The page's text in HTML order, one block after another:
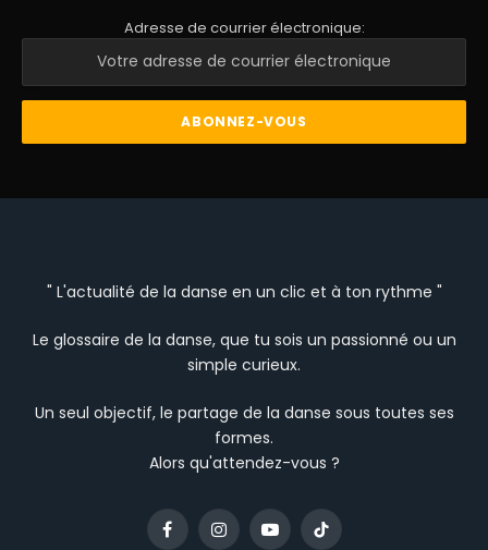
Adresse de courrier électronique:
" L'actualité de la danse en un clic et à ton rythme "
Le glossaire de la danse, que tu sois un passionné ou un
simple curieux.
Un seul objectif, le partage de la danse sous toutes ses
formes.
Alors qu'attendez-vous ?
FacebookInstagramYouTubeTikTok